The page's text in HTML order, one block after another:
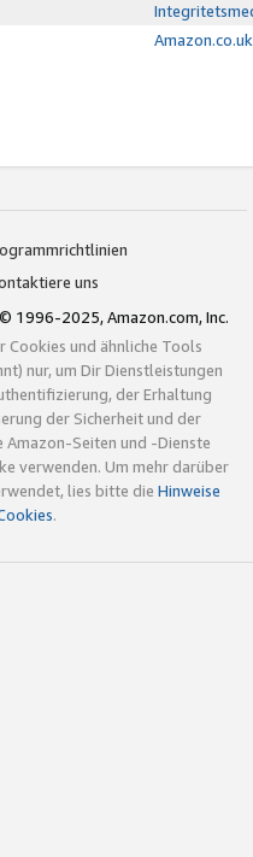
uns
© 1996-2025, Amazon.com, Inc.
Cookies und ähnliche Tools
nur, um Dir Dienstleistungen
der Erhaltung
der Sicherheit und der
Seiten und -Dienste
verwenden. Um mehr darüber
lies bitte die Hinweise
.